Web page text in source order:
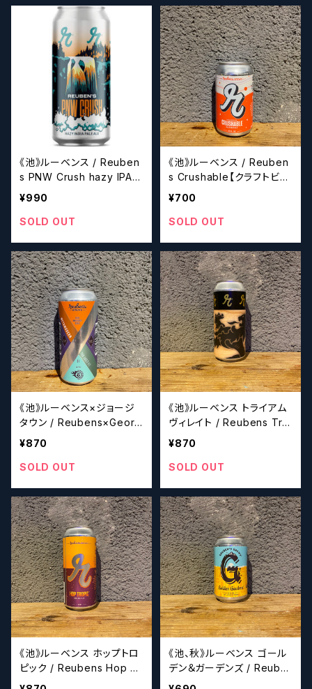
《池》ルーベンス / Reuben
s PNW Crush hazy IPA
【クラフトビール】
¥990
SOLD OUT
《池》ルーベンス / Reuben
s Crushable【クラフトビー
ル】
¥700
SOLD OUT
《池》ルーベンス×ジョージ
タウン / Reubens×Georg
etown metamodern amb
¥870
SOLD OUT
《池》ルーベンス トライアム
ヴィレイト / Reubens Triu
mvirate【クラフトビール】
¥870
SOLD OUT
《池》ルーベンス ホップトロ
ピック / Reubens Hop Tr
opic【クラフトビール】
《池、秋》ルーベンス ゴール
デン＆ガーデンズ / Reube
ns Golden Gardens【クラ